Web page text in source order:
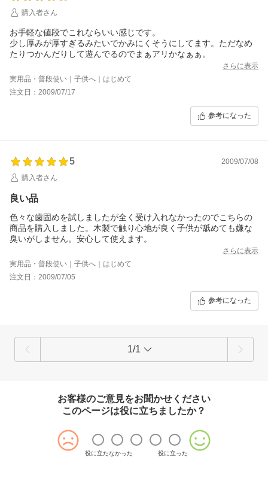
購入者さん
お手軽な値段でこれならいい感じです。
少し厚みが厚すぎるみたいでかみにくそうにしてます。ただなめ
たりつかんだりして遊んでるのでまぁアリかなぁぁ。
さらに表示
実用品・普段使い｜子供へ｜はじめて
注文日：2009/07/17
参考になった
5
2009/07/08
購入者さん
良い品
色々な歯固めを試しましたが全く受け入れなかったのでこちらの
商品を購入しました。木製で触り心地が良く子供が舐めても嫌な
臭いがしません。安心して使えます。
さらに表示
実用品・普段使い｜子供へ｜はじめて
注文日：2009/07/05
参考になった
1/1
お客様のご意見をお聞かせください
このページは役に立ちましたか？
役に立たなかった 役に立った